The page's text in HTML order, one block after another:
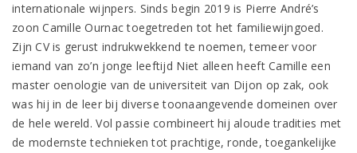
internationale wijnpers. Sinds begin 2019 is Pierre André’s
zoon Camille Ournac toegetreden tot het familiewijngoed.
Zijn CV is gerust indrukwekkend te noemen, temeer voor
iemand van zo’n jonge leeftijd Niet alleen heeft Camille een
master oenologie van de universiteit van Dijon op zak, ook
was hij in de leer bij diverse toonaangevende domeinen over
de hele wereld. Vol passie combineert hij aloude tradities met
de modernste technieken tot prachtige, ronde, toegankelijke